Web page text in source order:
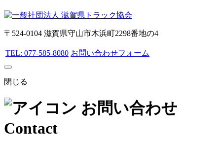
〒524-0104 滋賀県守山市木浜町2298番地の4
TEL: 077-585-8080 お問い合わせフォーム
閉じる
お問い合わせ
Contact